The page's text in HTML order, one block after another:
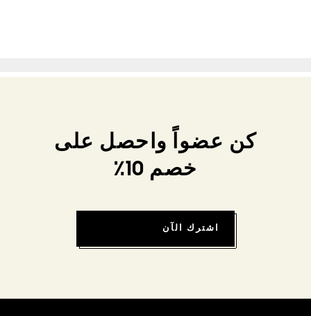
كن عضواً واحصل على
خصم 10٪
اشترك الآن